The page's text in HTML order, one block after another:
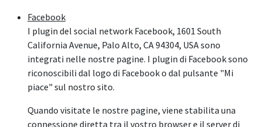
Facebook
I plugin del social network Facebook, 1601 South
California Avenue, Palo Alto, CA 94304, USA sono
integrati nelle nostre pagine. I plugin di Facebook sono
riconoscibili dal logo di Facebook o dal pulsante "Mi
piace" sul nostro sito.
Quando visitate le nostre pagine, viene stabilita una
connessione diretta tra il vostro browser e il server di